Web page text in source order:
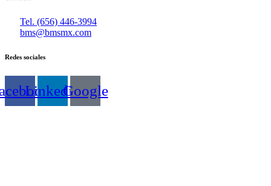
Tel. (656) 446-3994
bms@bmsmx.com
Redes sociales
LinkedinGoogle